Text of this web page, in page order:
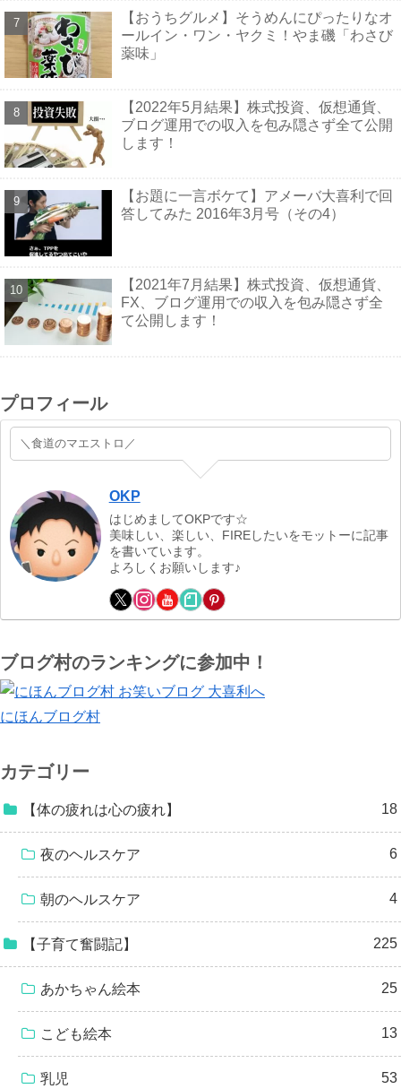
【おうちグルメ】そうめんにぴったりなオ
ールイン・ワン・ヤクミ！やま磯「わさび
薬味」
【2022年5月結果】株式投資、仮想通貨、
ブログ運用での収入を包み隠さず全て公開
します！
【お題に一言ボケて】アメーバ大喜利で回
答してみた 2016年3月号（その4）
【2021年7月結果】株式投資、仮想通貨、
FX、ブログ運用での収入を包み隠さず全
て公開します！
プロフィール
＼食道のマエストロ／
OKP
はじめましてOKPです☆
美味しい、楽しい、FIREしたいをモットーに記事
を書いています。
よろしくお願いします♪
ブログ村のランキングに参加中！
にほんブログ村
カテゴリー
【体の疲れは心の疲れ】 18
夜のヘルスケア 6
朝のヘルスケア 4
【子育て奮闘記】 225
あかちゃん絵本 25
こども絵本 13
乳児 53